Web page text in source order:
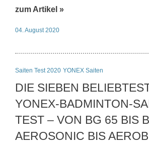
zum Artikel »
04. August 2020
Saiten Test 2020 YONEX Saiten
DIE SIEBEN
YONEX-BADMINTON-
TEST – VON BG 65 BIS
AEROSONIC BIS